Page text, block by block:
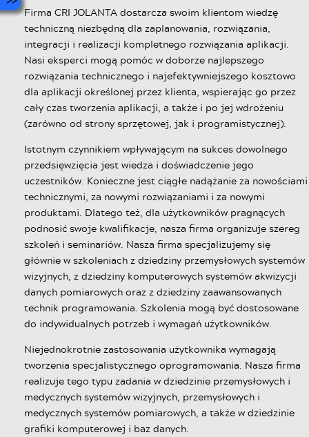
Firma CRI JOLANTA dostarcza swoim klientom wiedzę
techniczną niezbędną dla zaplanowania, rozwiązania,
integracji i realizacji kompletnego rozwiązania aplikacji.
Nasi eksperci mogą pomóc w doborze najlepszego
rozwiązania technicznego i najefektywniejszego kosztowo
dla aplikacji określonej przez klienta, wspierając go przez
cały czas tworzenia aplikacji, a także i po jej wdrożeniu
(zarówno od strony sprzętowej, jak i programistycznej).
Istotnym czynnikiem wpływającym na sukces dowolnego
przedsięwzięcia jest wiedza i doświadczenie jego
uczestników. Konieczne jest ciągłe nadążanie za nowościami
technicznymi, za nowymi rozwiązaniami i za nowymi
produktami. Dlatego też, dla użytkowników pragnących
podnosić swoje kwalifikacje, nasza firma organizuje szereg
szkoleń i seminariów. Nasza firma specjalizujemy się
głównie w szkoleniach z dziedziny przemysłowych systemów
wizyjnych, z dziedziny komputerowych systemów akwizycji
danych pomiarowych oraz z dziedziny zaawansowanych
technik programowania. Szkolenia mogą być dostosowane
do indywidualnych potrzeb i wymagań użytkowników.
Niejednokrotnie zastosowania użytkownika wymagają
tworzenia specjalistycznego oprogramowania. Nasza firma
realizuje tego typu zadania w dziedzinie przemysłowych i
medycznych systemów wizyjnych, przemysłowych i
medycznych systemów pomiarowych, a także w dziedzinie
grafiki komputerowej i baz danych.